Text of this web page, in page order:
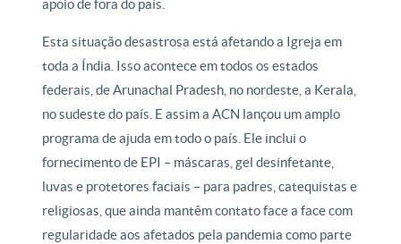
apoio de fora do país.
Esta situação desastrosa está afetando a Igreja em
toda a Índia. Isso acontece em todos os estados
federais, de Arunachal Pradesh, no nordeste, a Kerala,
no sudeste do país. E assim a ACN lançou um amplo
programa de ajuda em todo o país. Ele inclui o
fornecimento de EPI – máscaras, gel desinfetante,
luvas e protetores faciais – para padres, catequistas e
religiosas, que ainda mantêm contato face a face com
regularidade aos afetados pela pandemia como parte